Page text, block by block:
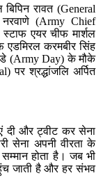
रावत (General
(Army Chief
एयर चीफ मार्शल
करमबीर सिंह
डे (Army Day) के मौके
पर श्रद्धांजलि अर्पित
दी और ट्वीट कर सेना
सेना अपनी वीरता के
होता है। जब भी
जाती है और हर संभव